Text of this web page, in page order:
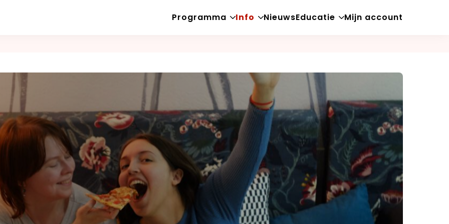
Programma
Info
NieuwsEducatie
Mijn account